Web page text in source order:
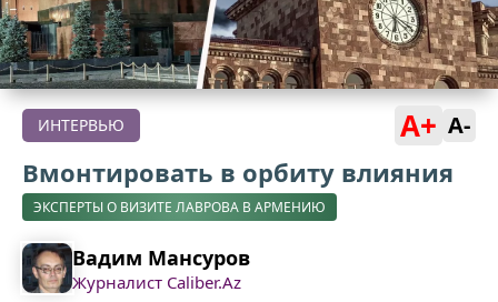
ИНТЕРВЬЮ A+ A-
Вмонтировать в орбиту влияния
ЭКСПЕРТЫ О ВИЗИТЕ ЛАВРОВА В АРМЕНИЮ
Вадим Мансуров
Журналист Caliber.Az